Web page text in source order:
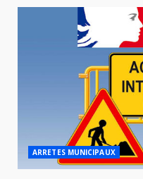
ARRETES MUNICIPAUX